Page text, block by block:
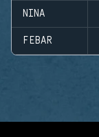
NINA
FEBAR